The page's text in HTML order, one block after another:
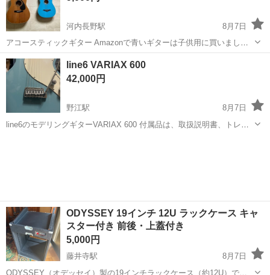
河内長野駅
8月7日
アコースティックギター Amazonで青いギターは子供用に買いまし
た。 日本で25000円ほどしました。 茶色の方は中古で15000円で買い
ました。 一緒にギターを 習うつもりでしたが 仕事に追われ断念しま
した。 2本まと...
大阪 河内長野市 河内長野駅
アコースティックギター
line6 VARIAX 600
42,000円
野江駅
8月7日
line6のモデリングギターVARIAX 600 付属品は、取扱説明書、トレモ
ODYSSEY 19インチ 12U ラックケース キャ
スター付き 前後・上蓋付き
5,000円
藤井寺駅
8月7日
ODYSSEY（オデッセイ）製の19インチラックケース（約12U）で